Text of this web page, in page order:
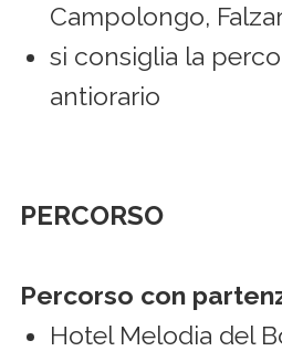
Campolongo,
si consiglia la
antiorario
PERCORSO
Percorso con
Hotel Melodia del